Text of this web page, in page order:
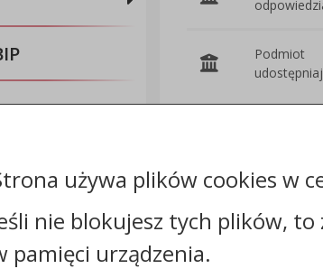
Podmiot
Rejestr
używa plików cookies w
nie blokujesz tych plików, to
pamięci urządzenia.